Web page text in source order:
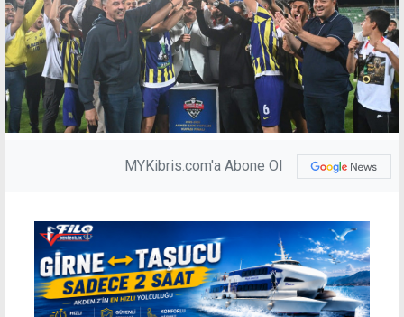
MYKibris.com'a Abone Ol